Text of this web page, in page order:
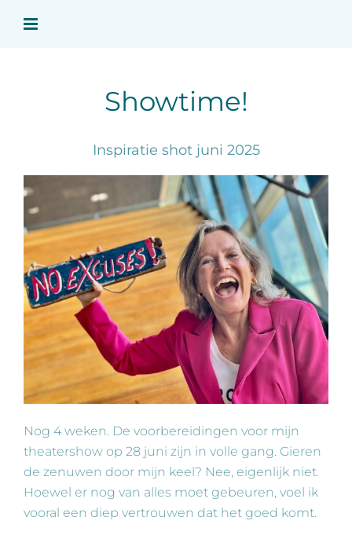
naar
Showtime!
Inspiratie shot juni 2025
Nog 4 weken. De voorbereidingen voor mijn
theatershow op 28 juni zijn in volle gang. Gieren
de zenuwen door mijn keel? Nee, eigenlijk niet.
Hoewel er nog van alles moet gebeuren, voel ik
vooral een diep vertrouwen dat het goed komt.